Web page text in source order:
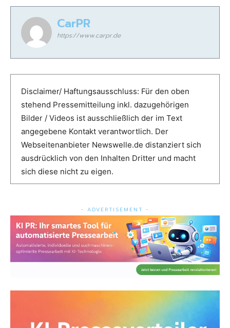
CarPR
https://www.carpr.de
Disclaimer/ Haftungsausschluss: Für den oben
stehend Pressemitteilung inkl. dazugehörigen
Bilder / Videos ist ausschließlich der im Text
angegebene Kontakt verantwortlich. Der
Webseitenanbieter Newswelle.de distanziert sich
ausdrücklich von den Inhalten Dritter und macht
sich diese nicht zu eigen.
- ADVERTISEMENT -